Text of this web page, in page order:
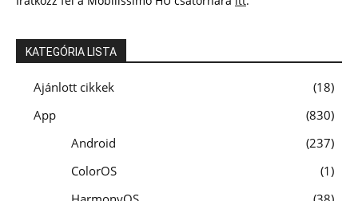
KATEGÓRIA LISTA
Ajánlott cikkek
18
App
830
Android
237
ColorOS
1